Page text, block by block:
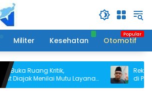
Militer Kesehatan Otomotif
Ruang Kritik,
Menilai Mutu Layanan
Rekam
di Pilhut